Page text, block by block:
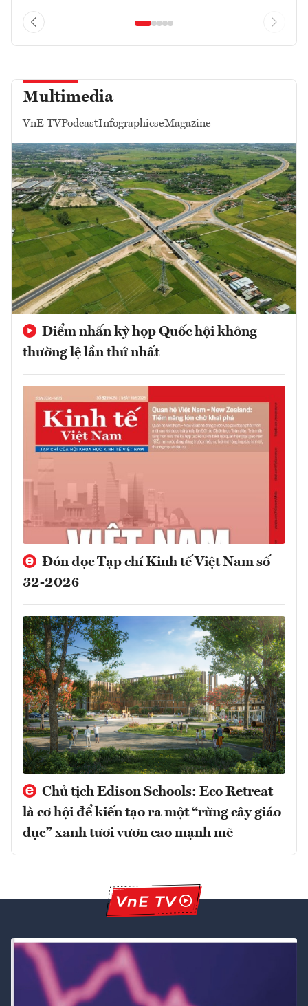
Multimedia
VnE TVPodcastInfographicseMagazine
Điểm nhấn kỳ họp Quốc hội không
thường lệ lần thứ nhất
Đón đọc Tạp chí Kinh tế Việt Nam số
32-2026
Chủ tịch Edison Schools: Eco Retreat
là cơ hội để kiến tạo ra một “rừng cây giáo
dục” xanh tươi vươn cao mạnh mẽ